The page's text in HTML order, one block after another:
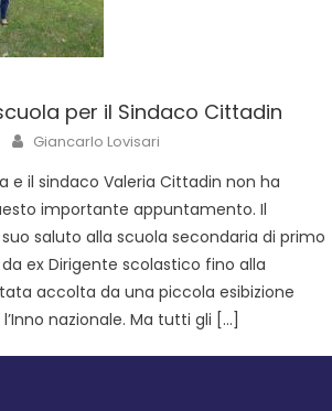
per il Sindaco Cittadin
Giancarlo Lovisari
e il sindaco Valeria Cittadin non ha
importante appuntamento. Il
saluto alla scuola secondaria di primo
ex Dirigente scolastico fino alla
accolta da una piccola esibizione
nazionale. Ma tutti gli […]